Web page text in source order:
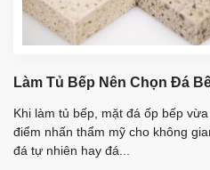
Làm Tủ Bếp Nên Chọn Đá
Khi làm tủ bếp, mặt đá ốp bếp
điểm nhấn thẩm mỹ cho không
đá tự nhiên hay đá...